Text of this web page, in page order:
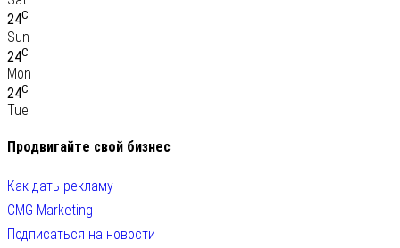
24C
Sun
24C
Mon
24C
Tue
Продвигайте свой бизнес
Как дать рекламу
CMG Marketing
Подписаться на новости